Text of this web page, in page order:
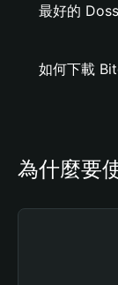
最好的
如何下載
為什麼要